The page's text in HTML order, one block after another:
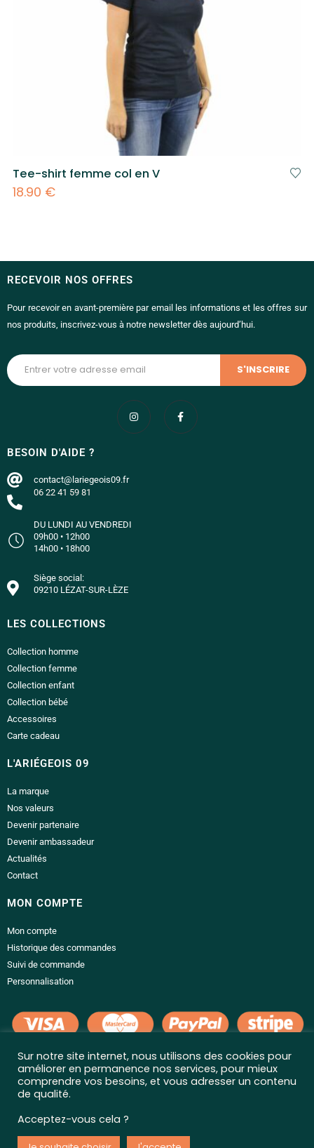
Tee-shirt femme col en V
18.90 €
RECEVOIR NOS OFFRES
Pour recevoir en avant-première par email les informations et les offres sur
nos produits, inscrivez-vous à notre newsletter dès aujourd’hui.
BESOIN D'AIDE ?
contact@lariegeois09.fr
06 22 41 59 81
DU LUNDI AU VENDREDI
09h00 • 12h00
14h00 • 18h00
Siège social:
09210 LÉZAT-SUR-LÈZE
LES COLLECTIONS
Collection homme
Collection femme
Collection enfant
Collection bébé
Accessoires
Carte cadeau
L'ARIÉGEOIS 09
La marque
Nos valeurs
Devenir partenaire
Devenir ambassadeur
Actualités
Contact
MON COMPTE
Mon compte
Historique des commandes
Suivi de commande
Personnalisation
LIENS UTILES
Conditions générales de vente
Mentions légales
Livraison et retour
Sur notre site internet, nous utilisons des cookies pour
améliorer en permanence nos services, pour mieux
comprendre vos besoins, et vous adresser un contenu
de qualité.
Acceptez-vous cela ?